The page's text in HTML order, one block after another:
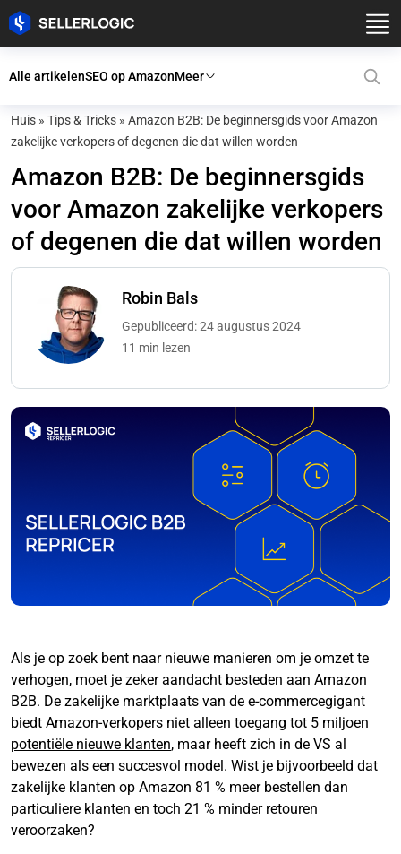
Alle artikelenSEO op AmazonMeer
Huis » Tips & Tricks » Amazon B2B: De beginnersgids voor Amazon
zakelijke verkopers of degenen die dat willen worden
Amazon B2B: De beginnersgids
voor Amazon zakelijke verkopers
of degenen die dat willen worden
Robin Bals
Gepubliceerd: 24 augustus 2024
11 min lezen
Als je op zoek bent naar nieuwe manieren om je omzet te
verhogen, moet je zeker aandacht besteden aan Amazon
B2B. De zakelijke marktplaats van de e-commercegigant
biedt Amazon-verkopers niet alleen toegang tot 5 miljoen
potentiële nieuwe klanten, maar heeft zich in de VS al
bewezen als een succesvol model. Wist je bijvoorbeeld dat
zakelijke klanten op Amazon 81 % meer bestellen dan
particuliere klanten en toch 21 % minder retouren
veroorzaken?